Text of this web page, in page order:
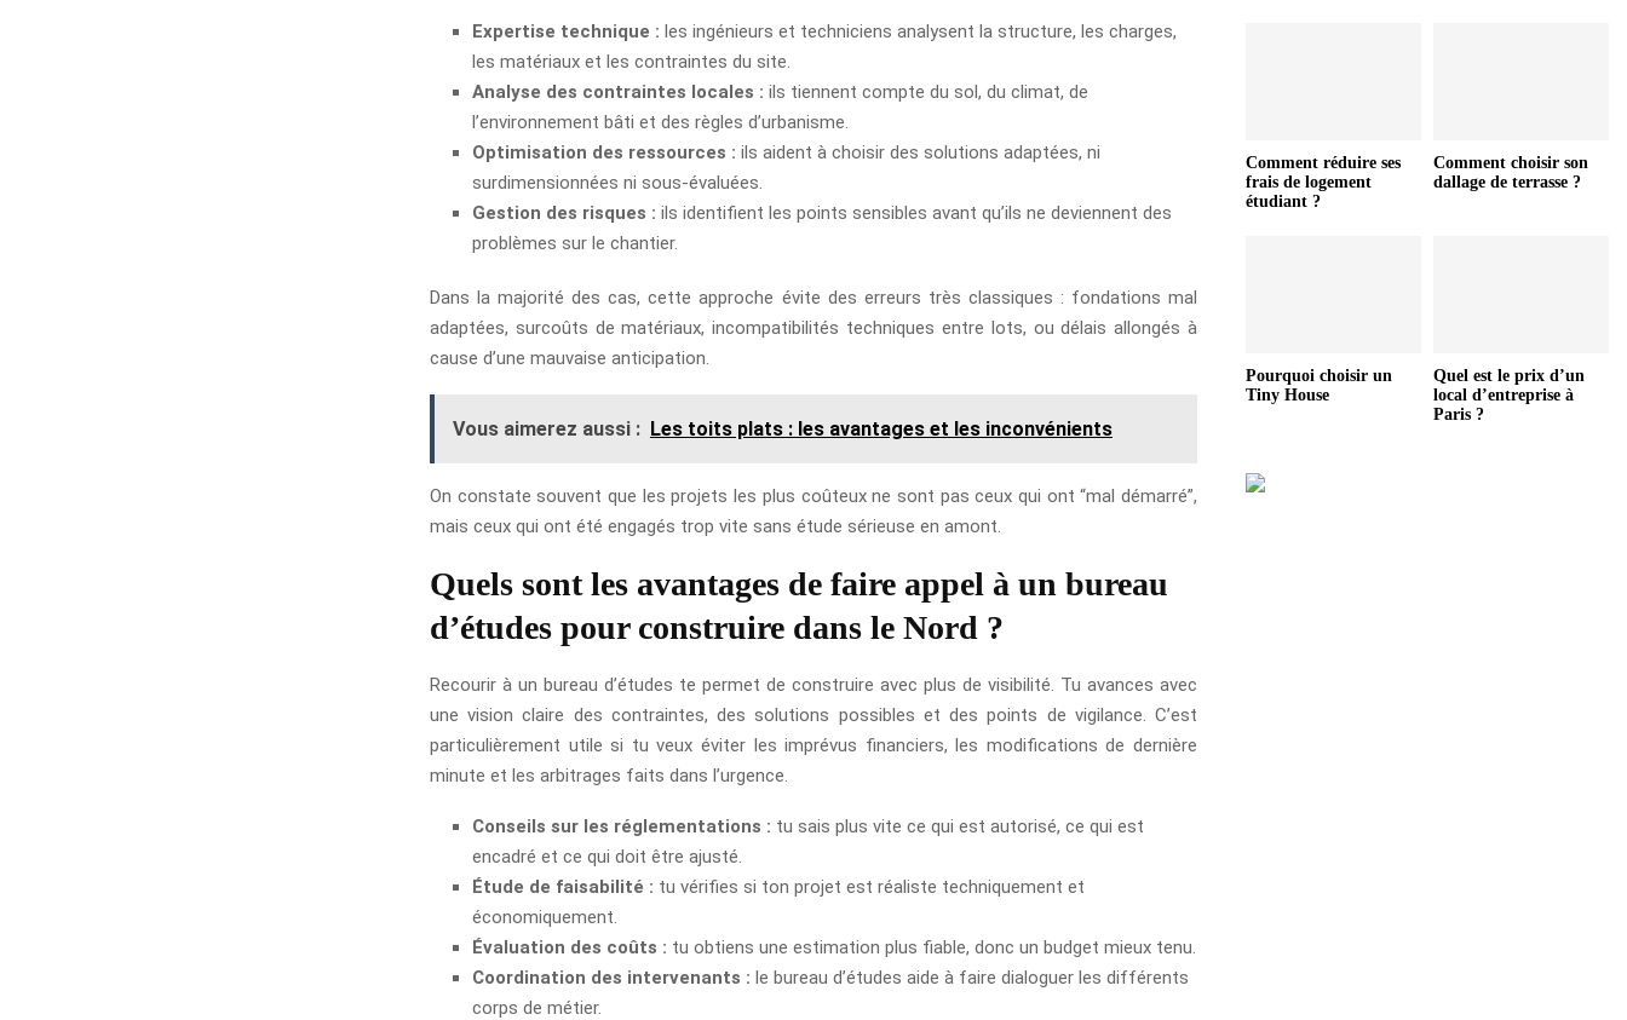
Expertise technique : les ingénieurs et techniciens analysent la structure, les charges,
les matériaux et les contraintes du site.
Analyse des contraintes locales : ils tiennent compte du sol, du climat, de
l’environnement bâti et des règles d’urbanisme.
Optimisation des ressources : ils aident à choisir des solutions adaptées, ni
surdimensionnées ni sous-évaluées.
Gestion des risques : ils identifient les points sensibles avant qu’ils ne deviennent des
problèmes sur le chantier.
Dans la majorité des cas, cette approche évite des erreurs très classiques : fondations mal
adaptées, surcoûts de matériaux, incompatibilités techniques entre lots, ou délais allongés à
cause d’une mauvaise anticipation.
Vous aimerez aussi : Les toits plats : les avantages et les inconvénients
On constate souvent que les projets les plus coûteux ne sont pas ceux qui ont “mal démarré”,
mais ceux qui ont été engagés trop vite sans étude sérieuse en amont.
Quels sont les avantages de faire appel à un bureau
d’études pour construire dans le Nord ?
Recourir à un bureau d’études te permet de construire avec plus de visibilité. Tu avances avec
une vision claire des contraintes, des solutions possibles et des points de vigilance. C’est
particulièrement utile si tu veux éviter les imprévus financiers, les modifications de dernière
minute et les arbitrages faits dans l’urgence.
Conseils sur les réglementations : tu sais plus vite ce qui est autorisé, ce qui est
encadré et ce qui doit être ajusté.
Étude de faisabilité : tu vérifies si ton projet est réaliste techniquement et
économiquement.
Évaluation des coûts : tu obtiens une estimation plus fiable, donc un budget mieux tenu.
Coordination des intervenants : le bureau d’études aide à faire dialoguer les différents
corps de métier.
Comment réduire ses
frais de logement
étudiant ?
Comment choisir son
dallage de terrasse ?
Pourquoi choisir un
Tiny House
Quel est le prix d’un
local d’entreprise à
Paris ?